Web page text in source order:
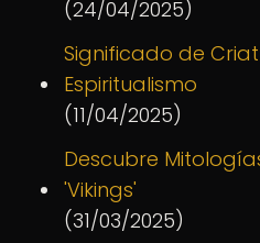
(24/04/2025)
Significado de
Espiritualismo
(11/04/2025)
Descubre
'Vikings'
(31/03/2025)